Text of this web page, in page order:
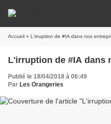
Accueil » L'irruption de #IA dans nos
L'irruption de #IA dans
Publié le 18/04/2018 à 06:49
Par Les Orangeries